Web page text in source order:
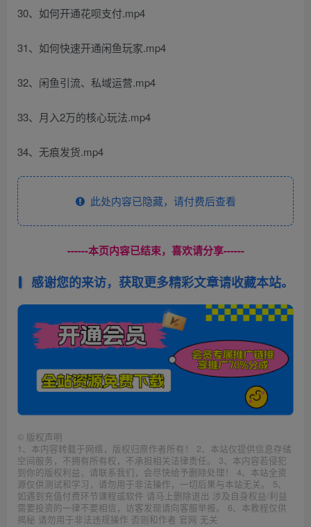
30、如何开通花呗支付.mp4
31、如何快速开通闲鱼玩家.mp4
32、闲鱼引流、私域运营.mp4
33、月入2万的核心玩法.mp4
34、无痕发货.mp4
此处内容已隐藏，请付费后查看
------本页内容已结束，喜欢请分享------
感谢您的来访，获取更多精彩文章请收藏本站。
© 版权声明
1、本内容转载于网络，版权归原作者所有！ 2、本站仅提供信息存储
空间服务，不拥有所有权，不承担相关法律责任。 3、本内容若侵犯
到你的版权利益，请联系我们，会尽快给予删除处理！ 4、本站全资
源仅供测试和学习，请勿用于非法操作，一切后果与本站无关。 5、
如遇到充值付费环节课程或软件 请马上删除退出 涉及自身权益/利益
需要投资的一律不要相信，访客发现请向客服举报。 6、本教程仅供
揭秘 请勿用于非法违规操作 否则和作者 官网 无关